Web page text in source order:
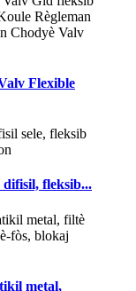
Flexible
difisil, fleksib...
metal,